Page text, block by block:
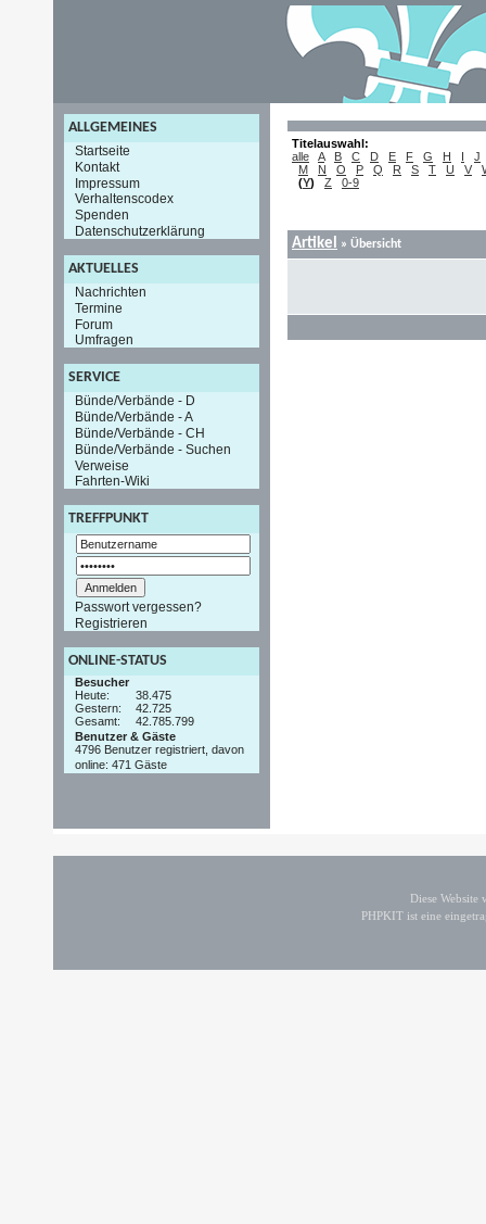
ALLGEMEINES
Startseite
Kontakt
Impressum
Verhaltenscodex
Spenden
Datenschutzerklärung
AKTUELLES
Nachrichten
Termine
Forum
Umfragen
SERVICE
Bünde/Verbände - D
Bünde/Verbände - A
Bünde/Verbände - CH
Bünde/Verbände - Suchen
Verweise
Fahrten-Wiki
TREFFPUNKT
Passwort vergessen?
Registrieren
ONLINE-STATUS
Besucher
Heute:
38.475
Gestern:
42.725
Gesamt:
42.785.799
Benutzer & Gäste
4796 Benutzer registriert, davon
online: 471 Gäste
Titelauswahl:
alle
A B C D E F G H I
J
M
N O P Q R S T U V
(Y) Z 0-9
Artikel » Übersicht
Diese
PHPKIT ist eine